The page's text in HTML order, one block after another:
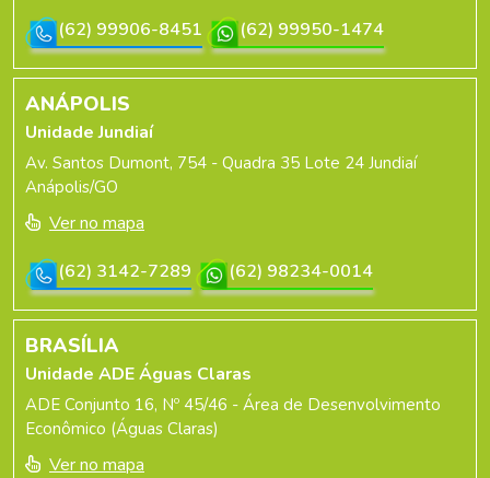
(62) 99906-8451
(62) 99950-1474
ANÁPOLIS
Unidade Jundiaí
Av. Santos Dumont, 754 - Quadra 35 Lote 24 Jundiaí
Anápolis/GO
Ver no mapa
(62) 3142-7289
(62) 98234-0014
BRASÍLIA
Unidade ADE Águas Claras
ADE Conjunto 16, Nº 45/46 - Área de Desenvolvimento
Econômico (Águas Claras)
Ver no mapa